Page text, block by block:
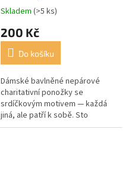
Skladem (>5 ks)
200 Kč
Do košíku
Dámské bavlněné nepárové
charitativní ponožky se
srdíčkovým motivem — každá
jiná, ale patří k sobě. Sto
procent výtěžku pomáhá